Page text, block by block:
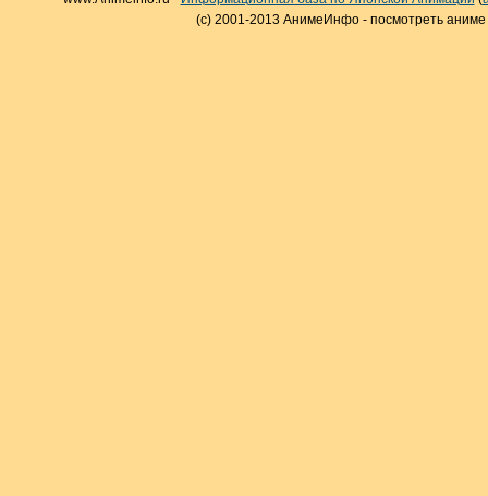
(c) 2001-2013 АнимеИнфо - посмотреть аниме